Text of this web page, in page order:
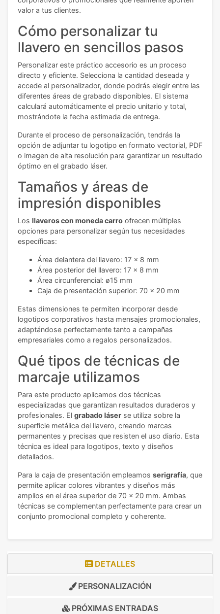
valor a tus clientes.
Cómo personalizar tu
llavero en sencillos pasos
Personalizar este práctico accesorio es un proceso
directo y eficiente. Selecciona la cantidad deseada y
accede al personalizador, donde podrás elegir entre las
diferentes áreas de grabado disponibles. El sistema
calculará automáticamente el precio unitario y total,
mostrándote la fecha estimada de entrega.
Durante el proceso de personalización, tendrás la
opción de adjuntar tu logotipo en formato vectorial, PDF
o imagen de alta resolución para garantizar un resultado
óptimo en el grabado láser.
Tamaños y áreas de
impresión disponibles
Los llaveros con moneda carro ofrecen múltiples
opciones para personalizar según tus necesidades
específicas:
Área delantera del llavero: 17 x 8 mm
Área posterior del llavero: 17 x 8 mm
Área circunferencial: ø15 mm
Caja de presentación superior: 70 x 20 mm
Estas dimensiones te permiten incorporar desde
logotipos corporativos hasta mensajes promocionales,
adaptándose perfectamente tanto a campañas
empresariales como a regalos personalizados.
Qué tipos de técnicas de
marcaje utilizamos
Para este producto aplicamos dos técnicas
especializadas que garantizan resultados duraderos y
profesionales. El grabado láser se utiliza sobre la
superficie metálica del llavero, creando marcas
permanentes y precisas que resisten el uso diario. Esta
técnica es ideal para logotipos, texto y diseños
detallados.
Para la caja de presentación empleamos serigrafía, que
permite aplicar colores vibrantes y diseños más
amplios en el área superior de 70 x 20 mm. Ambas
técnicas se complementan perfectamente para crear un
conjunto promocional completo y coherente.
DETALLES
PERSONALIZACIÓN
PRÓXIMAS ENTRADAS